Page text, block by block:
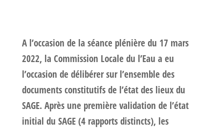
A l’occasion de la séance plénière du 17 mars
2022, la Commission Locale du l’Eau a eu
l’occasion de délibérer sur l’ensemble des
documents constitutifs de l’état des lieux du
SAGE. Après une première validation de l’état
initial du SAGE (4 rapports distincts), les